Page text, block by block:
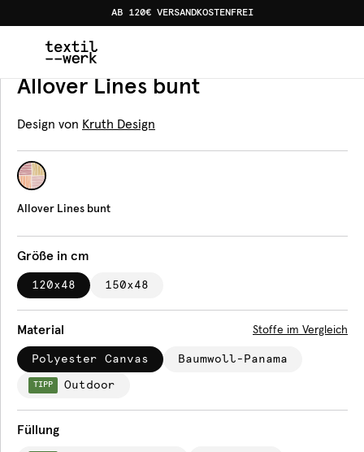
AB 120€ VERSANDKOSTENFREI
Produkte Bankauflagen Allover Lines bunt
Bankauflage
Allover Lines bunt
Design von Kruth Design
Allover Lines bunt
Größe in cm
120x48 150x48
Material Stoffe im Vergleich
Polyester Canvas Baumwoll-Panama
TIPP Outdoor
Füllung